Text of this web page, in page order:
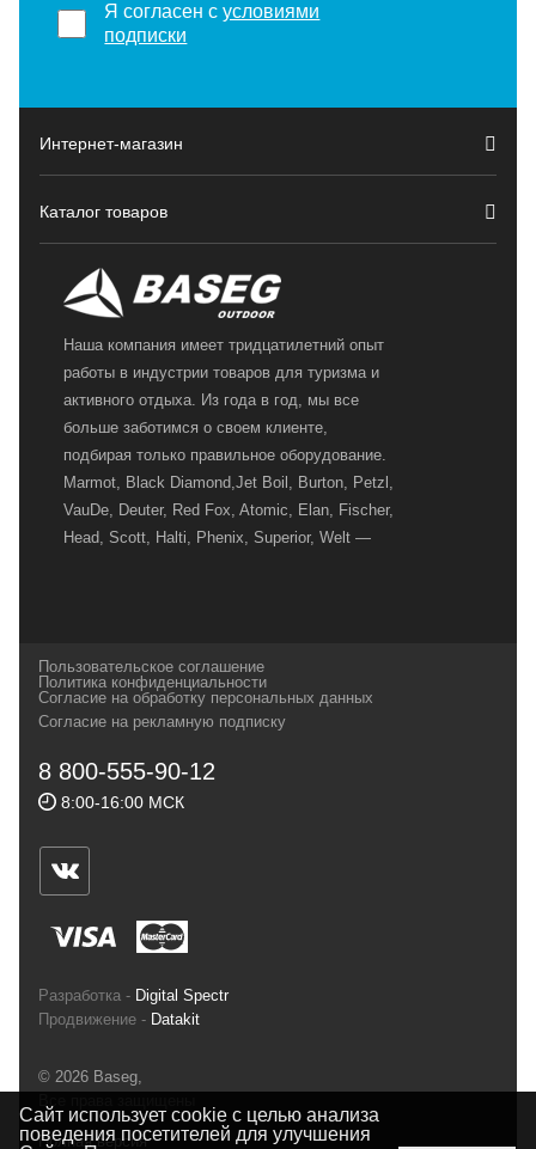
Я согласен сусловиями
подписки
Интернет-магазин
Каталог товаров
Наша компания имеет тридцатилетний опыт
работы в индустрии товаров для туризма и
активного отдыха. Из года в год, мы все
больше заботимся о своем клиенте,
подбирая только правильное оборудование.
Marmot, Black Diamond,Jet Boil, Burton, Petzl,
VauDe, Deuter, Red Fox, Atomic, Elan, Fischer,
Head, Scott, Halti, Phenix, Superior, Welt —
и взыскательных путешественников,
спортсменов и отдыхающих.
Геннадьевич
ИНН 590300057023 ОГРН 304590319000121
ул.Советская, 25, магазин Басег.
Тел./факс (342) 2101242
Пользовательское соглашение
Политика конфиденциальности
Согласие на обработку персональных данных
Согласие на рекламную подписку
8 800-555-90-12
8:00-16:00 МСК
Разработка - Digital Spectr
Продвижение - Datakit
© 2026 Baseg,
Полная версия
Сайт использует cookie с целью анализа
поведения посетителей для улучшения